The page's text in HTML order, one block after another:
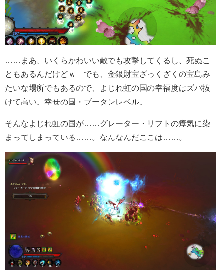
……まあ、いくらかわいい敵でも攻撃してくるし、死ぬこ
ともあるんだけどｗ でも、金銀財宝ざっくざくの宝島み
たいな場所でもあるので、よじれ虹の国の幸福度はズバ抜
けて高い。幸せの国・ブータンレベル。
そんなよじれ虹の国が……グレーター・リフトの瘴気に染
まってしまっている……。なんなんだここは……。